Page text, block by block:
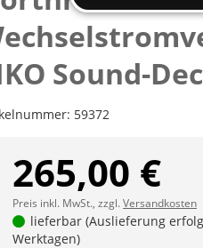
Sound-
59372
265,00 €
Preis inkl. MwSt., zzgl.Versandkosten
lieferbar (Auslieferung
Werktagen)